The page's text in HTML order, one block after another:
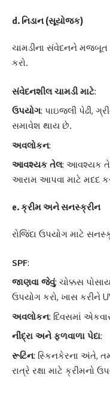
d. નિડાન (સૂયોજક)
ચામડીના સંવેદનને મજબૂત
કરો.
સંવેદનશીલ ચામડી માટે:
ઉપયોગ: પાઇજલી પેઢી,
સમાવેશ થાય છે.
અવલોકન:
આવશ્યક તેલ: આવશ્યક
આરામ આપવા માટે મદદ
e. ક્રીમ અને સનસ્ક્રીન
રોજિંદા ઉપયોગ માટે
SPF:
જાણવા જેવું: ચોક્કસ
ઉપયોગ કરો, ખાસ કરીને
અવલોકન: દિવસમાં
નીંદ્રા અને ફળવાળા પેદા:
રૂટિન: સ્કિનકેરના અંતે,
રાત્રે રક્ષા માટે ક્રીમનો